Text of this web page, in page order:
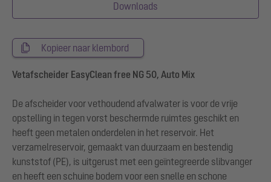
Downloads
Kopieer naar klembord
Vetafscheider EasyClean free NG 50, Auto Mix
De afscheider voor vethoudend afvalwater is voor de vrije
opstelling in tegen vorst beschermde ruimtes geschikt en
heeft geen metalen onderdelen in het reservoir. Het
verzamelreservoir, gemaakt van duurzaam en bestendig
kunststof (PE), is uitgerust met een geïntegreerde slibvanger
en heeft een schuine bodem voor een snelle en schone